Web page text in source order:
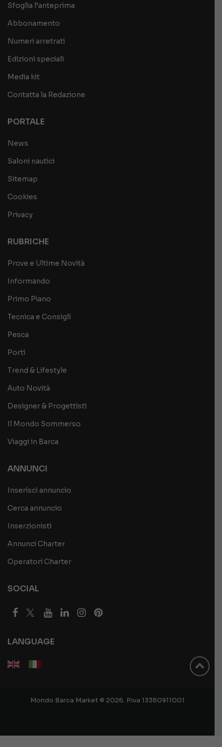
Sfoglia l’anteprima
Abbonamento
Numeri arretrati
Edizioni speciali
Media kit
Contatta la Redazione
PORTALE
News
Saloni nautici
Sitemap
Cookies
Privacy
RUBRICHE
Prove e Ultime Novità
Informando
Primo Piano
Tecnica e Consigli
Pesca
Porti
Trend & Lifestyle
Auto Novità
Designer & Progettisti
Il Mondo Sommerso
Viaggi in Barca
ANNUNCI
Inserisci annuncio
Cerca annuncio
Inserzionisti
Annunci Charter
Operatori Charter
SOCIAL
LANGUAGE
Mondo Barca Market © 2026. P.iva 13380911001